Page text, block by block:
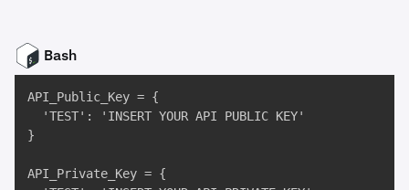
Bash
API_Public_Key = {
  'TEST': 'INSERT YOUR API PUBLIC KEY'
}
API_Private_Key = {